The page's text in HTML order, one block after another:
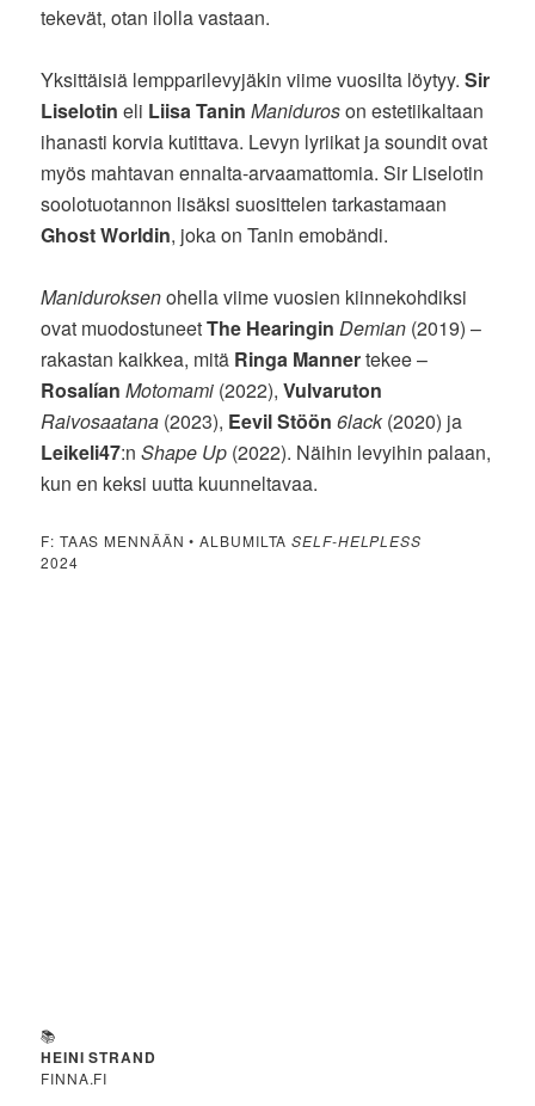
tekevät, otan ilolla vastaan.
Yksittäisiä lempparilevyjäkin viime vuosilta löytyy.Sir
Liselotin eli Liisa Tanin Maniduroson estetiikaltaan
ihanasti korvia kutittava. Levyn lyriikat ja soundit ovat
myös mahtavan ennalta-arvaamattomia. Sir Liselotin
soolotuotannon lisäksi suosittelen tarkastamaan
Ghost Worldin, joka on Tanin emobändi.
Maniduroksenohella viime vuosien kiinnekohdiksi
ovat muodostuneetThe Hearingin Demian (2019) –
rakastan kaikkea, mitä Ringa Mannertekee –
Rosalían Motomami (2022),Vulvaruton
Raivosaatana (2023), Eevil Stöön 6lack(2020) ja
Leikeli47:nShape Up (2022). Näihin levyihin palaan,
kun en keksi uutta kuunneltavaa.
F: TAAS MENNÄÄN • ALBUMILTASELF-HELPLESS
2024
📚
HEINI STRAND
FINNA.FI